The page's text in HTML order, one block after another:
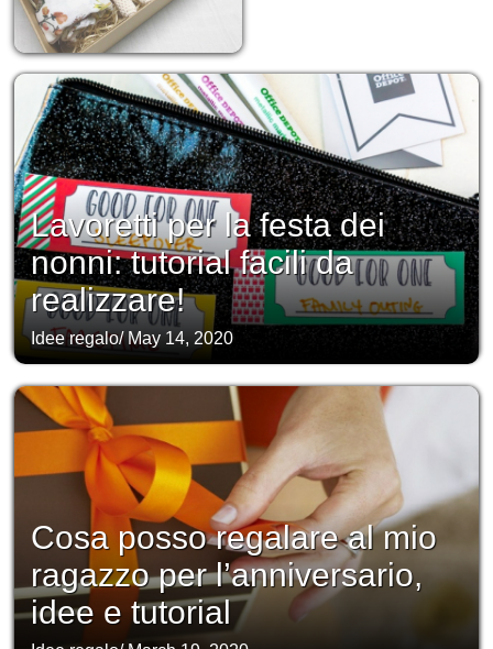
Lavoretti per la festa dei
nonni: tutorial facili da
realizzare!
Idee regalo/ May 14, 2020
Cosa posso regalare al mio
ragazzo per l’anniversario,
idee e tutorial